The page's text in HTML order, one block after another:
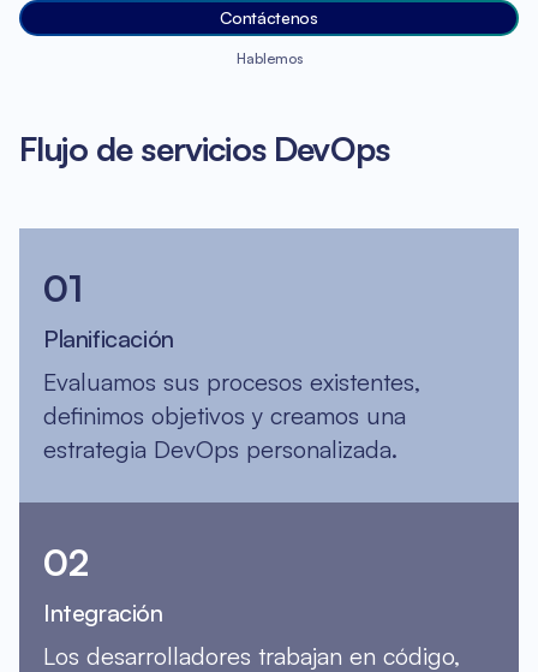
Contáctenos
Hablemos
Flujo de servicios DevOps
01
Planificación
Evaluamos sus procesos existentes,
definimos objetivos y creamos una
estrategia DevOps personalizada.
02
Integración
Los desarrolladores trabajan en código,